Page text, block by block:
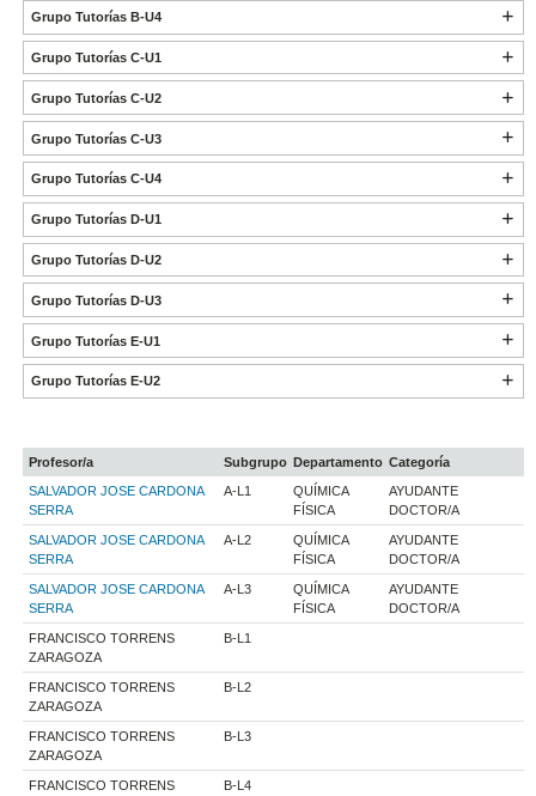
Grupo Tutorías B-U4
Grupo Tutorías C-U1
Grupo Tutorías C-U2
Grupo Tutorías C-U3
Grupo Tutorías C-U4
Grupo Tutorías D-U1
Grupo Tutorías D-U2
Grupo Tutorías D-U3
Grupo Tutorías E-U1
Grupo Tutorías E-U2
Profesor/a Subgrupo Departamento Categoría
SALVADOR JOSE CARDONA
SERRA
A-L1
QUÍMICA
FÍSICA
AYUDANTE
DOCTOR/A
SALVADOR JOSE CARDONA
SERRA
A-L2
QUÍMICA
FÍSICA
AYUDANTE
DOCTOR/A
SALVADOR JOSE CARDONA
SERRA
A-L3
QUÍMICA
FÍSICA
AYUDANTE
DOCTOR/A
FRANCISCO TORRENS
ZARAGOZA
B-L1
FRANCISCO TORRENS
ZARAGOZA
B-L2
FRANCISCO TORRENS
ZARAGOZA
B-L3
FRANCISCO TORRENS
B-L4